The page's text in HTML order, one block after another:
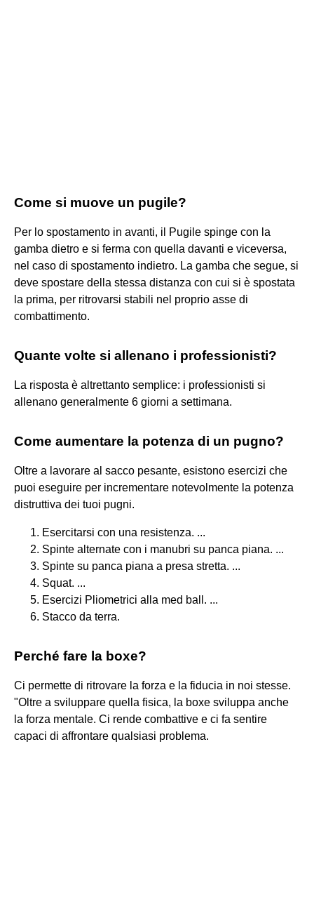
Come si muove un pugile?
Per lo spostamento in avanti, il Pugile spinge con la
gamba dietro e si ferma con quella davanti e viceversa,
nel caso di spostamento indietro. La gamba che segue, si
deve spostare della stessa distanza con cui si è spostata
la prima, per ritrovarsi stabili nel proprio asse di
combattimento.
Quante volte si allenano i professionisti?
La risposta è altrettanto semplice: i professionisti si
allenano generalmente 6 giorni a settimana.
Come aumentare la potenza di un pugno?
Oltre a lavorare al sacco pesante, esistono esercizi che
puoi eseguire per incrementare notevolmente la potenza
distruttiva dei tuoi pugni.
Esercitarsi con una resistenza. ...
Spinte alternate con i manubri su panca piana. ...
Spinte su panca piana a presa stretta. ...
Squat. ...
Esercizi Pliometrici alla med ball. ...
Stacco da terra.
Perché fare la boxe?
Ci permette di ritrovare la forza e la fiducia in noi stesse.
"Oltre a sviluppare quella fisica, la boxe sviluppa anche
la forza mentale. Ci rende combattive e ci fa sentire
capaci di affrontare qualsiasi problema.